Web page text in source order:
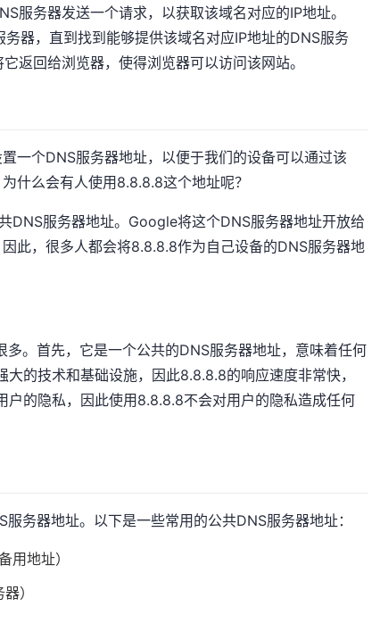
服务器发送一个请求，以获取该域名对应的IP地址。
器，直到找到能够提供该域名对应IP地址的DNS服务
返回给浏览器，使得浏览器可以访问该网站。
一个DNS服务器地址，以便于我们的设备可以通过该
什么会有人使用8.8.8.8这个地址呢？
DNS服务器地址。Google将这个DNS服务器地址开放给
此，很多人都会将8.8.8.8作为自己设备的DNS服务器地
。首先，它是一个公共的DNS服务器地址，意味着任何
的技术和基础设施，因此8.8.8.8的响应速度非常快，
的隐私，因此使用8.8.8.8不会对用户的隐私造成任何
务器地址。以下是一些常用的公共DNS服务器地址：
用地址）
）